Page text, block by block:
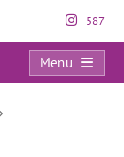
587
Menü